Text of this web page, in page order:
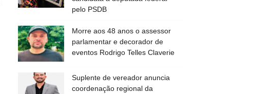
pelo PSDB
Morre aos 48 anos o assessor
parlamentar e decorador de
eventos Rodrigo Telles Claverie
Suplente de vereador anuncia
coordenação regional da